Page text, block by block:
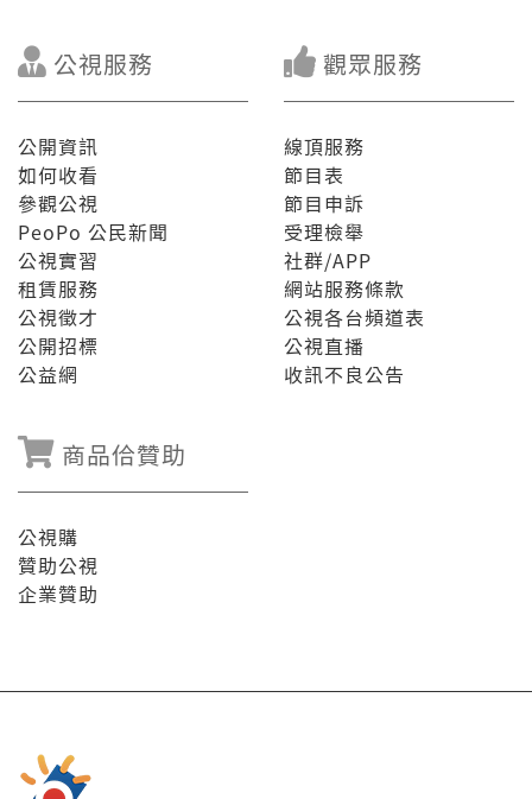
公視服務
公開資訊
如何收看
參觀公視
PeoPo 公民新聞
公視實習
租賃服務
公視徵才
公開招標
公益網
觀眾服務
線頂服務
節目表
節目申訴
受理檢舉
社群/APP
網站服務條款
公視各台頻道表
公視直播
收訊不良公告
商品佮贊助
公視購
贊助公視
企業贊助